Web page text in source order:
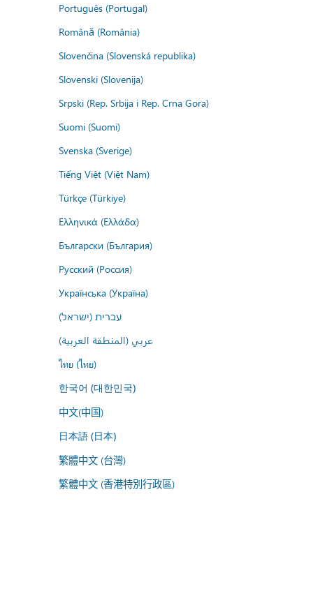
Português (Portugal)
Română (România)
Slovenčina (Slovenská republika)
Slovenski (Slovenija)
Srpski (Rep. Srbija i Rep. Crna Gora)
Suomi (Suomi)
Svenska (Sverige)
Tiếng Việt (Việt Nam)
Türkçe (Türkiye)
Ελληνικά (Ελλάδα)
Български (България)
Русский (Россия)
Українська (Україна)
עברית (ישראל)
عربي (المنطقة العربية)
ไทย (ไทย)
한국어 (대한민국)
中文(中国)
日本語 (日本)
繁體中文 (台灣)
繁體中文 (香港特別行政區)